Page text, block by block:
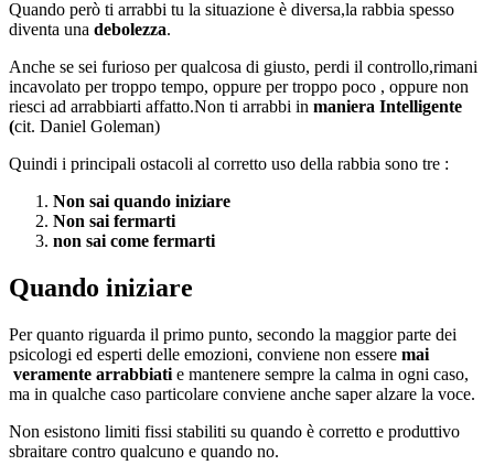
Quando però ti arrabbi tu la situazione è diversa,la rabbia spesso
diventa una debolezza.
Anche se sei furioso per qualcosa di giusto, perdi il controllo,rimani
incavolato per troppo tempo, oppure per troppo poco , oppure non
riesci ad arrabbiarti affatto.Non ti arrabbi in maniera Intelligente
(cit. Daniel Goleman)
Quindi i principali ostacoli al corretto uso della rabbia sono tre :
Non sai quando iniziare
Non sai fermarti
non sai come fermarti
Quando iniziare
Per quanto riguarda il primo punto, secondo la maggior parte dei
psicologi ed esperti delle emozioni, conviene non essere mai
veramente arrabbiati e mantenere sempre la calma in ogni caso,
ma in qualche caso particolare conviene anche saper alzare la voce.
Non esistono limiti fissi stabiliti su quando è corretto e produttivo
sbraitare contro qualcuno e quando no.